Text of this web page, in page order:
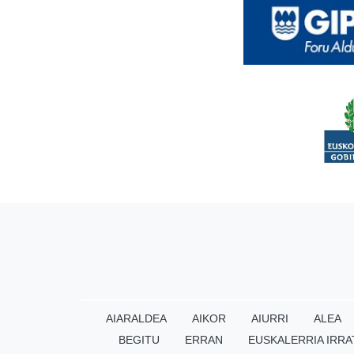
AIARALDEA AIKOR AIURRI ALEA
BEGITU
ERRAN EUSKALERRIA